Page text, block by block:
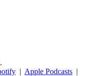
| Apple Podcasts |